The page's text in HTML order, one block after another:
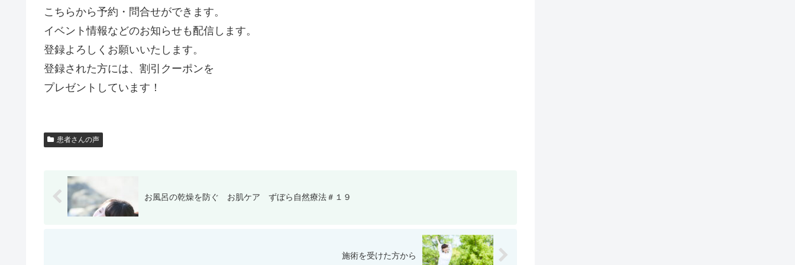
こちらから予約・問合せができます。
イベント情報などのお知らせも配信します。
登録よろしくお願いいたします。
登録された方には、割引クーポンを
プレゼントしています！
患者さんの声
お風呂の乾燥を防ぐ お肌ケア ずぼら自然療法＃１９
施術を受けた方から